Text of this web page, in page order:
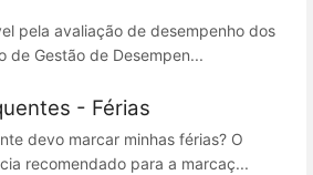
pela avaliação de desempenho dos
de Gestão de Desempen...
- Férias
devo marcar minhas férias? O
recomendado para a marcaç...